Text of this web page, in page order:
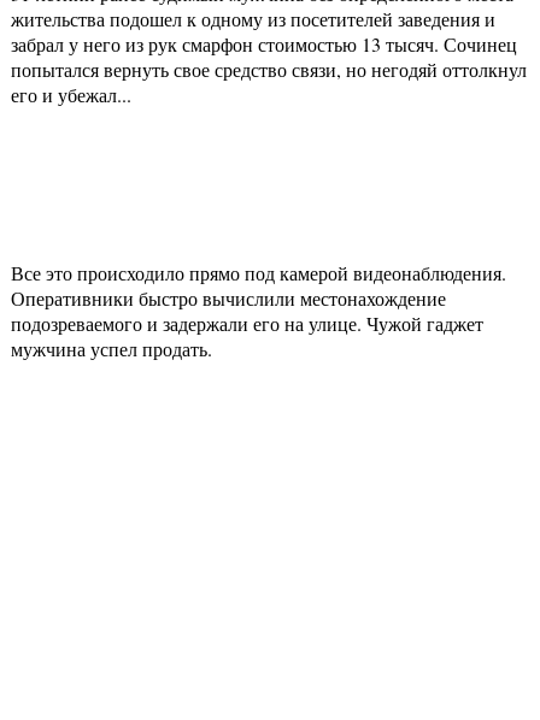
жительства подошел к одному из посетителей заведения и
забрал у него из рук смарфон стоимостью 13 тысяч. Сочинец
попытался вернуть свое средство связи, но негодяй оттолкнул
его и убежал...
Все это происходило прямо под камерой видеонаблюдения.
Оперативники быстро вычислили местонахождение
подозреваемого и задержали его на улице. Чужой гаджет
мужчина успел продать.